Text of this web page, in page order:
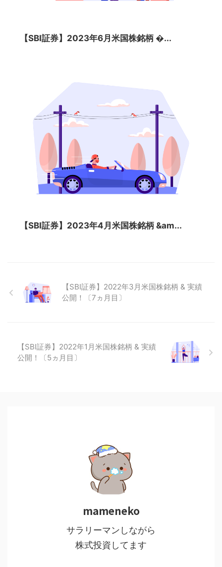
【SBI証券】2023年6月米国株銘柄 �...
【SBI証券】2023年4月米国株銘柄 &am...
【SBI証券】2022年3月米国株銘柄 & 実績
公開！〔7ヵ月目〕
【SBI証券】2022年1月米国株銘柄 & 実績
公開！〔5ヵ月目〕
mameneko
サラリーマンしながら
株式投資してます